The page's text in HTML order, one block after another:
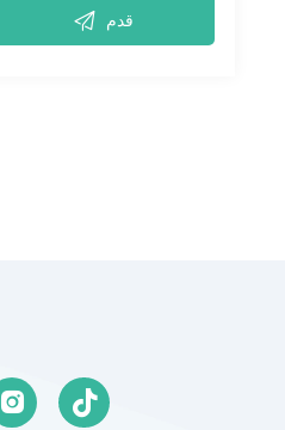
قدم 

